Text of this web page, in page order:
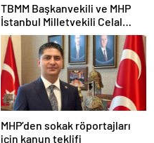
TBMM Başkanvekili ve MHP
İstanbul Milletvekili Celal
Adan: Kan ve kin devri
kapanmıştır
MHP’den sokak röportajları
için kanun teklifi